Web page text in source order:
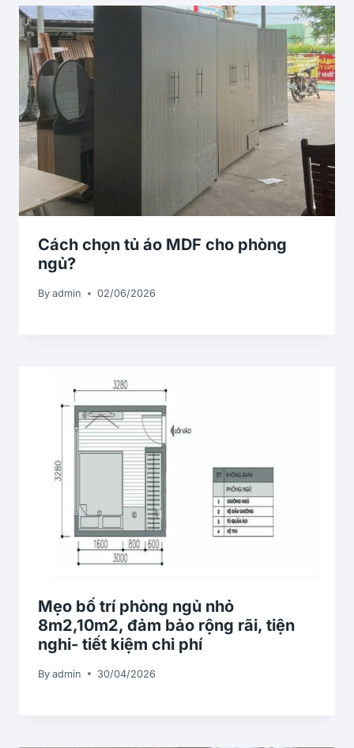
Cách chọn tủ áo MDF cho phòng
ngủ?
By admin 02/06/2026
Mẹo bố trí phòng ngủ nhỏ
8m2,10m2, đảm bảo rộng rãi, tiện
nghi- tiết kiệm chi phí
By admin 30/04/2026